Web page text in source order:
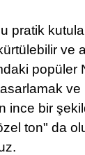
pratik
ve
popüler
bir
ton" da